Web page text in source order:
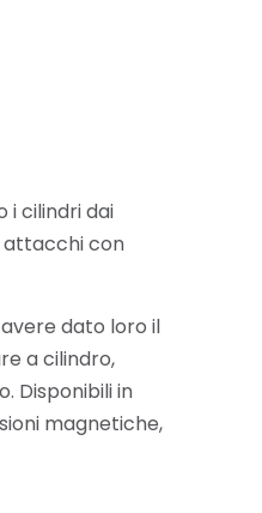
i cilindri dai
attacchi con
dato loro il
a cilindro,
Disponibili in
magnetiche,